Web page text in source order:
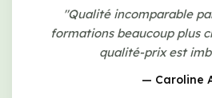
"Qualité incomparable
formations beaucoup plus
qualité-prix est
— Caroline